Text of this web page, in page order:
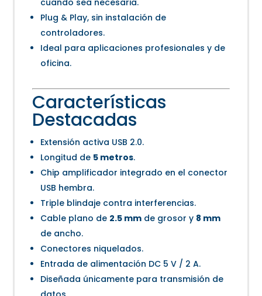
cuando sea necesaria.
Plug & Play, sin instalación de
controladores.
Ideal para aplicaciones profesionales y de
oficina.
Características
Destacadas
Extensión activa USB 2.0.
Longitud de 5 metros.
Chip amplificador integrado en el conector
USB hembra.
Triple blindaje contra interferencias.
Cable plano de 2.5 mm de grosor y 8 mm
de ancho.
Conectores niquelados.
Entrada de alimentación DC 5 V / 2 A.
Diseñada únicamente para transmisión de